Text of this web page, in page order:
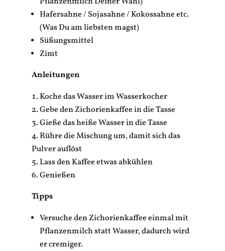
Hafersahne / Sojasahne / Kokossahne etc.
(Was Du am liebsten magst)
Süßungsmittel
Zimt
Anleitungen
Koche das Wasser im Wasserkocher
Gebe den Zichorienkaffee in die Tasse
Gieße das heiße Wasser in die Tasse
Rühre die Mischung um, damit sich das
Pulver auflöst
Lass den Kaffee etwas abkühlen
Genießen
Tipps
Versuche den Zichorienkaffee einmal mit
Pflanzenmilch statt Wasser, dadurch wird
er cremiger.